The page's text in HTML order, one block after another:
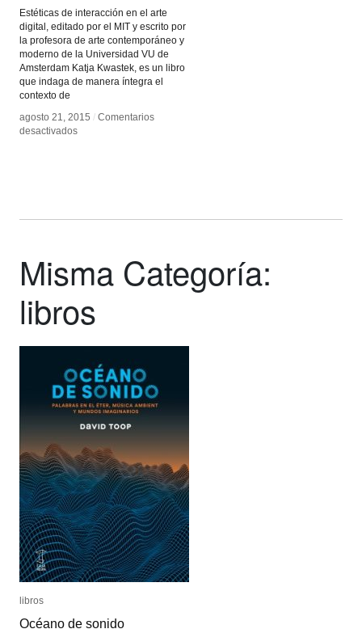
Estéticas de interacción en el arte
digital, editado por el MIT y escrito por
la profesora de arte contemporáneo y
moderno de la Universidad VU de
Amsterdam Katja Kwastek, es un libro
que indaga de manera íntegra el
contexto de
agosto 21, 2015 / Comentarios
desactivadosen
agosto 21, 2015 / Comentarios
desactivadosen
Misma Categoría:
libros
libros
Océano de sonido
libros
Océano de sonido